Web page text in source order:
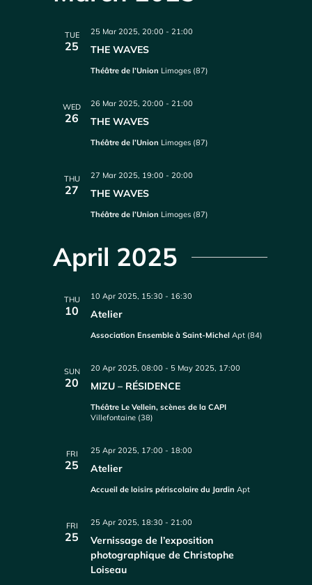
TUE
25 THE WAVES
25 Mar 2025, 20:00 -21:00
Théâtre de l’Union Limoges (87)
WED
26 THE WAVES
26 Mar 2025, 20:00 -21:00
Théâtre de l’Union Limoges (87)
THU
27 THE WAVES
27 Mar 2025, 19:00 -20:00
Théâtre de l’Union Limoges (87)
April 2025
THU
10 Atelier
10 Apr 2025, 15:30 - 16:30
Association Ensemble à Saint-MichelApt (84)
SUN
20 MIZU – RÉSIDENCE
20 Apr 2025, 08:00 - 5 May 2025, 17:00
Théâtre Le Vellein, scènes de la CAPI
Villefontaine (38)
FRI
25 Atelier
25 Apr 2025, 17:00 - 18:00
Accueil de loisirs périscolaire du JardinApt
FRI
25
Vernissage de l’exposition
photographique de Christophe
Loiseau
25 Apr 2025, 18:30 -21:00